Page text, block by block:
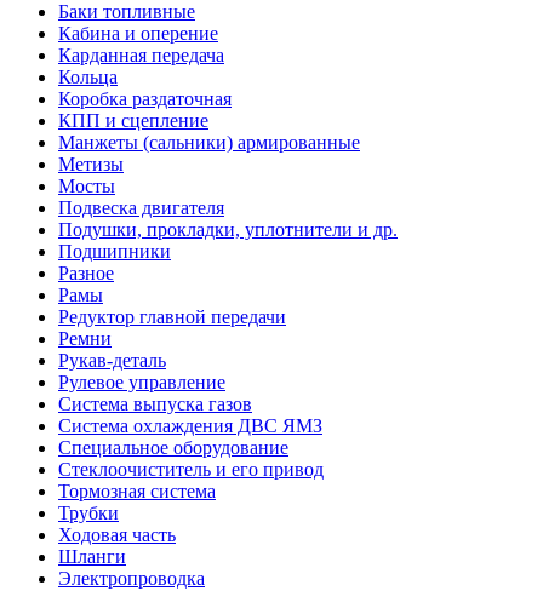
Баки топливные
Кабина и оперение
Карданная передача
Кольца
Коробка раздаточная
КПП и сцепление
Манжеты (сальники) армированные
Метизы
Мосты
Подвеска двигателя
Подушки, прокладки, уплотнители и др.
Подшипники
Разное
Рамы
Редуктор главной передачи
Ремни
Рукав-деталь
Рулевое управление
Система выпуска газов
Система охлаждения ДВС ЯМЗ
Специальное оборудование
Стеклоочиститель и его привод
Тормозная система
Трубки
Ходовая часть
Шланги
Электропроводка